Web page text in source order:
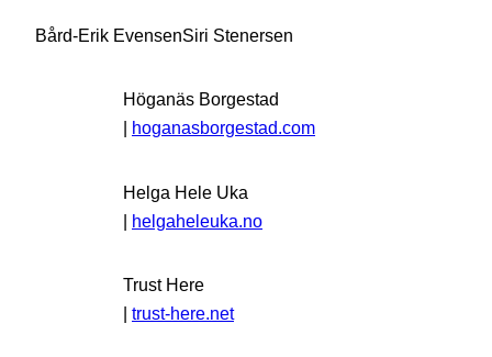
Bård-Erik EvensenSiri Stenersen
Höganäs Borgestad
| hoganasborgestad.com
Helga Hele Uka
| helgaheleuka.no
Trust Here
trust-here.net